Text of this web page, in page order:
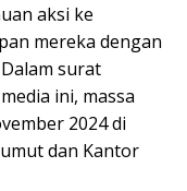
aksi ke
mereka dengan
surat
ini, massa
2024 di
dan Kantor